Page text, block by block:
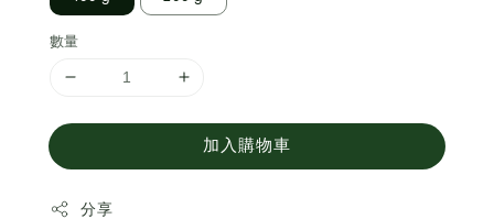
數量
加入購物車
分享